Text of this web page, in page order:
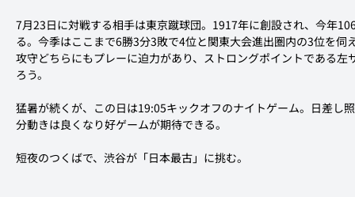
7月23日に対戦する相手は東京蹴球団。1917年に創設され、今年
る。今季はここまで6勝3分3敗で4位と関東大会進出圏内の3位を伺
攻守どちらにもプレーに迫力があり、ストロングポイントである
ろう。
猛暑が続くが、この日は19:05キックオフのナイトゲーム。日差し
分動きは良くなり好ゲームが期待できる。
短夜のつくばで、渋谷が「日本最古」に挑む。